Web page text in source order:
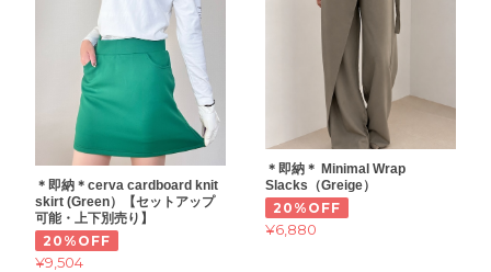
＊即納＊cerva cardboard knit
skirt (Green）【セットアップ
可能・上下別売り】
20%OFF
¥9,504
＊即納＊ Minimal Wrap
Slacks（Greige）
20%OFF
¥6,880